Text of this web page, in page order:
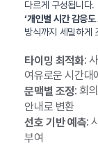
다르게 구성됩니다.
‘개인별 시간 감응도
방식까지 세밀하게
타이밍 최적화:
여유로운 시간대
문맥별 조정: 회
안내로 변환
선호 기반 예측:
부여